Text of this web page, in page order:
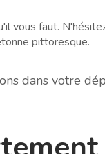
vous faut.
pittoresque.
dans votre